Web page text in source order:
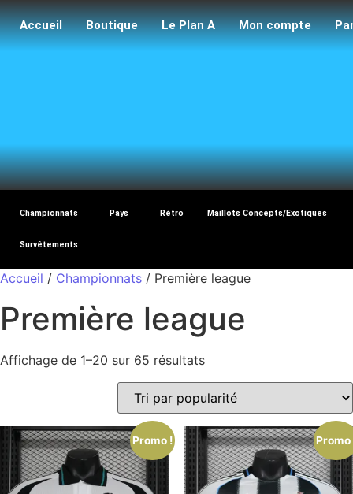
Accueil Boutique Le Plan A Mon compte
Championnats Pays Rétro Maillots Concepts/Exotiques
Survêtements
Accueil / Championnats / Première league
Première league
Affichage de 1–20 sur 65 résultats
Promo ! Promo